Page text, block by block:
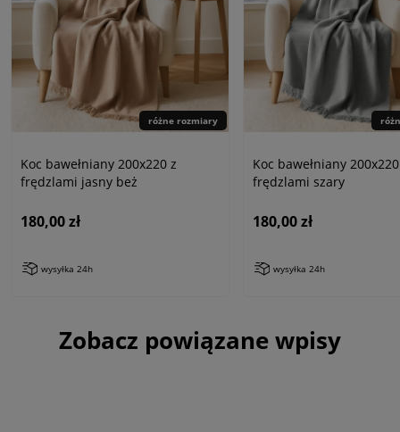
różne rozmiary
Koc bawełniany 200x220 z
frędzlami jasny beż
180,00 zł
wysyłka 24h
Koc bawełniany
frędzlami szary
180,00 zł
wysyłka 24h
Zobacz powiązane wpisy